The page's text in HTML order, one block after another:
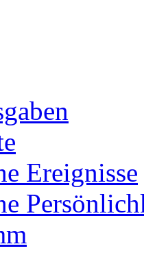
Ereignisse